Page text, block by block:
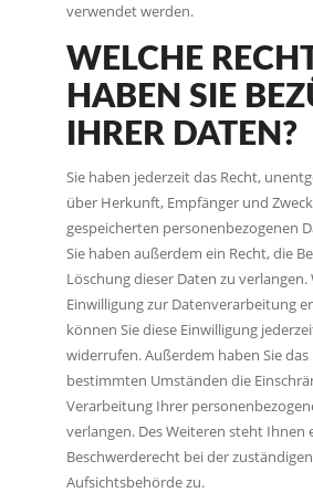
verwendet werden.
WELCHE
HABEN SIE
IHRER DATEN?
Sie haben jederzeit das Recht,
über Herkunft, Empfänger und
gespeicherten personenbezogenen
Sie haben außerdem ein Recht, die
Löschung dieser Daten zu verlangen.
Einwilligung zur Datenverarbeitung
können Sie diese Einwilligung
widerrufen. Außerdem haben Sie
bestimmten Umständen die
Verarbeitung Ihrer
verlangen. Des Weiteren steht Ihnen
Beschwerderecht bei der zuständigen
Aufsichtsbehörde zu.